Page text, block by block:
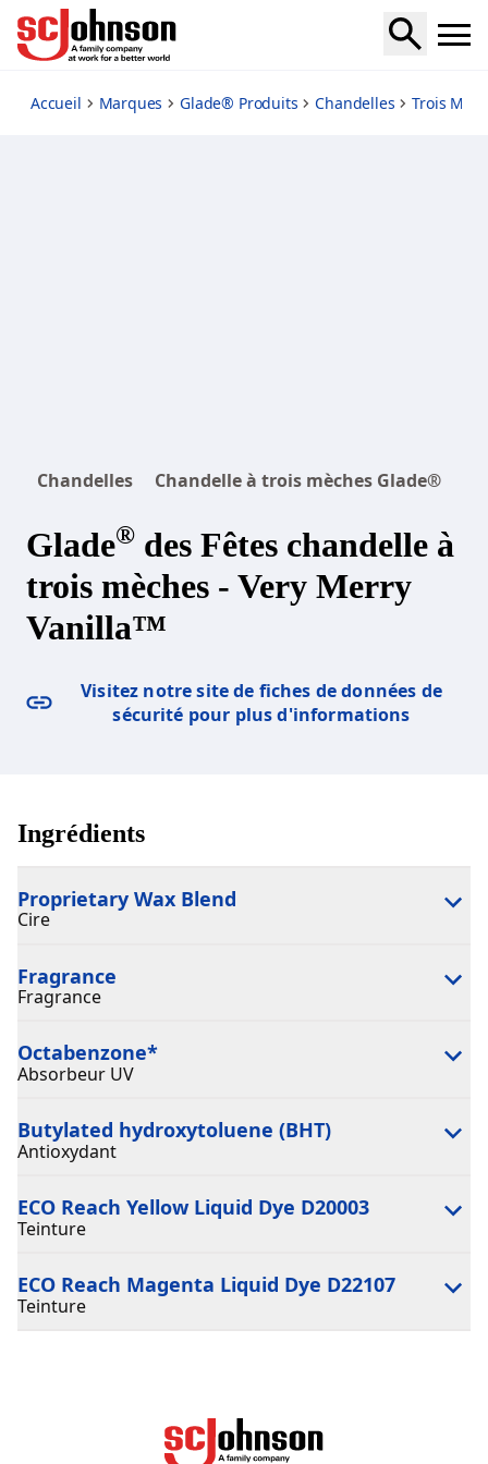
very-merry-vanilla
Accueil Marques Glade® Produits Chandelles Trois
Chandelles Chandelle à trois mèches Glade®
Glade® des Fêtes chandelle à
trois mèches - Very Merry
Vanilla™
Visitez notre site de fiches de données de
sécurité pour plus d'informations
Ingrédients
Proprietary Wax Blend
Cire
Fragrance
Fragrance
Octabenzone*
Absorbeur UV
Butylated hydroxytoluene (BHT)
Antioxydant
ECO Reach Yellow Liquid Dye D20003
Teinture
ECO Reach Magenta Liquid Dye D22107
Teinture